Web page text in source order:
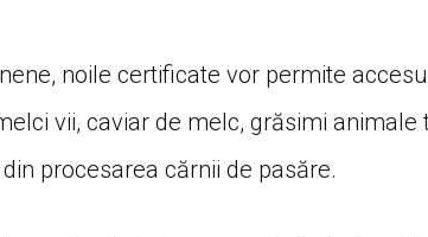
noile certificate vor permite
vii, caviar de melc, grăsimi animale
procesarea cărnii de pasăre.